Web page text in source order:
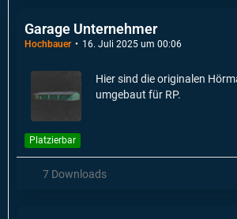
Garage Unternehmer
Hochbauer 16. Juli 2025 um 00:06
Hier sind die originalen
umgebaut für RP.
Platzierbar
7 Downloads